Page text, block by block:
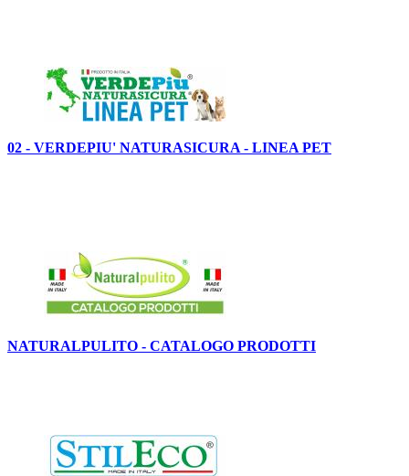
02 - VERDEPIU' NATURASICURA - LINEA PET
NATURALPULITO - CATALOGO PRODOTTI